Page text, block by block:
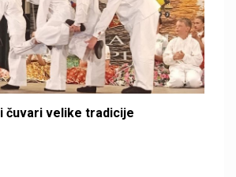
čuvari velike tradicije